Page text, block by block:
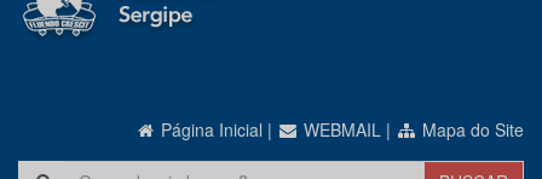
Página Inicial | WEBMAIL | Mapa do Site